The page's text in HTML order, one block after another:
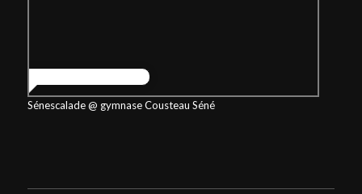
Sénescalade @ gymnase Cousteau Séné